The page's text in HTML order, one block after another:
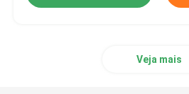
Veja mais